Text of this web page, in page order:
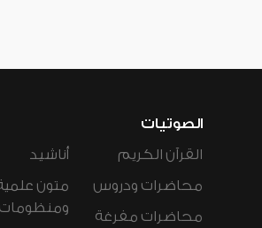
الصوتيات
القرآن الكريم
محاضرات ودروس
محاضرات مفرغة
أناشيد
متون
ومنظومات